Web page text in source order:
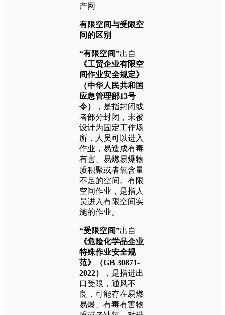
产网
有限空间与受限空
间的区别
“有限空间”出自
《工贸企业有限空
间作业安全规定》
（中华人民共和国
应急管理部13号
令）
，是指封闭或
者部分封闭，未被
设计为固定工作场
所，人员可以进入
作业，易造成有毒
有害、易燃易爆物
质积聚或者氧含量
不足的空间。有限
空间作业，是指人
员进入有限空间实
施的作业。
“受限空间”出自
《危险化学品企业
特殊作业安全规
范》（GB 30871-
2022）
，是指进出
口受限，通风不
良，可能存在易燃
易爆、有毒有害物